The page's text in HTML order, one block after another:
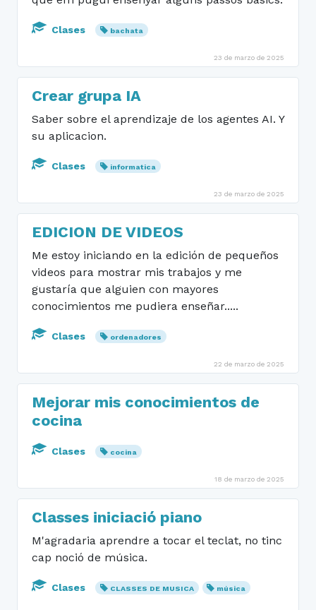
Clases bachata
23 de marzo de 2025
Crear grupa IA
Saber sobre el aprendizaje de los agentes AI. Y
su aplicacion.
Clases informatica
23 de marzo de 2025
EDICION DE VIDEOS
Me estoy iniciando en la edición de pequeños
videos para mostrar mis trabajos y me
gustaría que alguien con mayores
conocimientos me pudiera enseñar.....
Clases ordenadores
22 de marzo de 2025
Mejorar mis conocimientos de
cocina
Clases cocina
18 de marzo de 2025
Classes iniciació piano
M'agradaria aprendre a tocar el teclat, no tinc
cap noció de música.
Clases CLASSES DE MUSICA música